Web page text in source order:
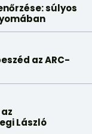
súlyos
az ARC-
László